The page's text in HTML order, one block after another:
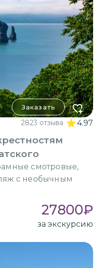
Заказать
2823 отзыва 4.97
смотровые,
с необычным
27800₽
за экскурсию